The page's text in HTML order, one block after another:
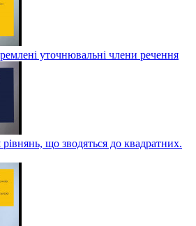
уточнювальні члени речення
що зводяться до квадратних.